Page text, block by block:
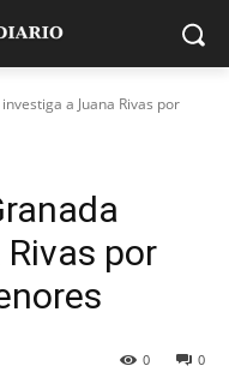
a Juana Rivas por
por
0
0